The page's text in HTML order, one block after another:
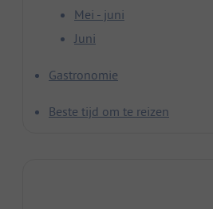
Mei - juni
Juni
Gastronomie
Beste tijd om te reizen